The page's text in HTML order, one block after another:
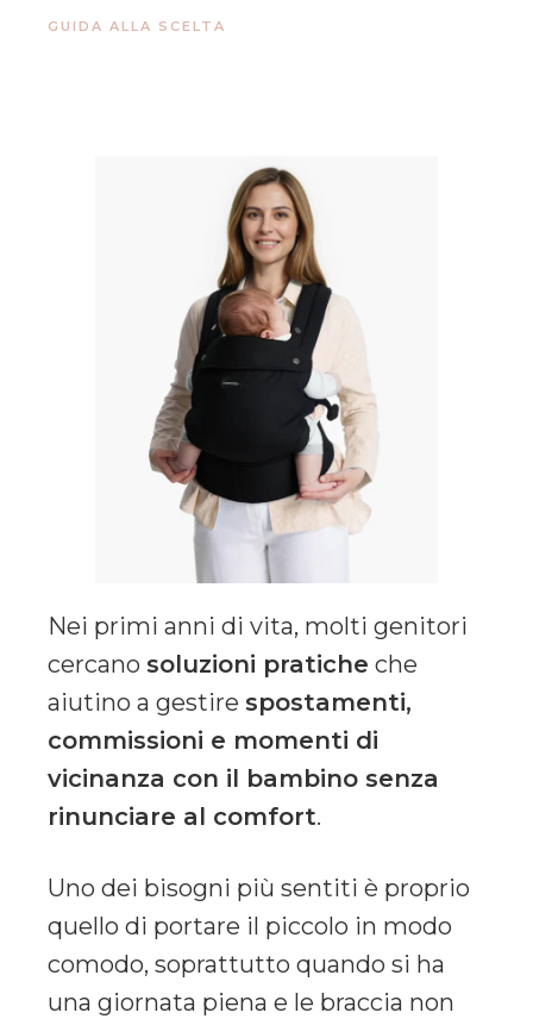
GUIDA ALLA SCELTA
Nei primi anni di vita, molti genitori
cercano soluzioni pratiche che
aiutino a gestire spostamenti,
commissioni e momenti di
vicinanza con il bambino senza
rinunciare al comfort.
Uno dei bisogni più sentiti è proprio
quello di portare il piccolo in modo
comodo, soprattutto quando si ha
una giornata piena e le braccia non